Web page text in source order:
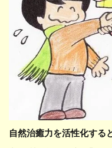
自然治癒力を活性化する